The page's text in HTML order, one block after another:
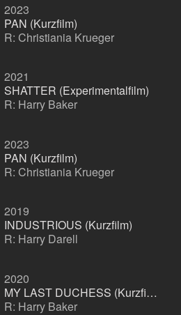
2023
PAN (Kurzfilm)
R: Christiania Krueger
2021
SHATTER (Experimentalfilm)
R: Harry Baker
2023
PAN (Kurzfilm)
R: Christiania Krueger
2019
INDUSTRIOUS (Kurzfilm)
R: Harry Darell
2020
MY LAST DUCHESS (Kurzfilm)
R: Harry Baker